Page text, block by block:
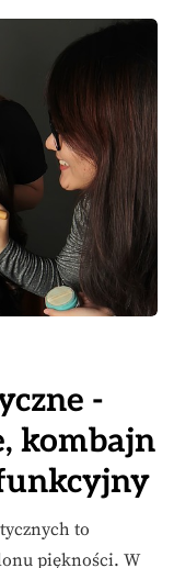
-
kombajn
to
piękności. W